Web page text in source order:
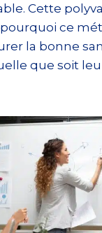
Cette
ce
la bonne
que soit